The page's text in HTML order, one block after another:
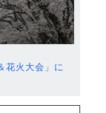
花火大会」に